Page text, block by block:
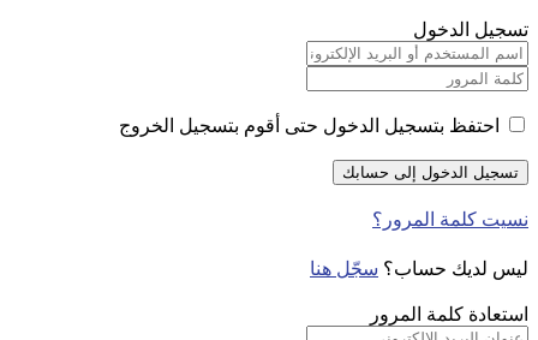
تسجيل الدخول
احتفظ بتسجيل الدخول حتى أقوم بتسجيل الخروج
نسيت كلمة المرور؟
ليس لديك حساب؟ سجّل هنا
استعادة كلمة المرور